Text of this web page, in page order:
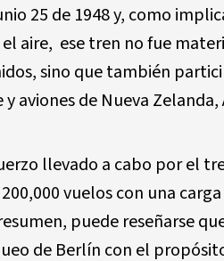
25 de 1948 y, como
aire, ese tren no fue
sino que también
aviones de Nueva
llevado a cabo por el
vuelos con una
puede reseñarse
de Berlín con el